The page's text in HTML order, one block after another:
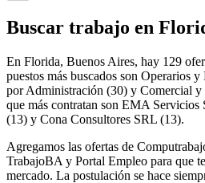
Buscar trabajo en
En Florida, Buenos Aires, hay 129
puestos más buscados son Operarios
por Administración (30) y Comercial y
que más contratan son EMA
(13) y Cona Consultores SRL (13).
Agregamos las ofertas de
TrabajoBA y Portal Empleo para que
mercado. La postulación se hace